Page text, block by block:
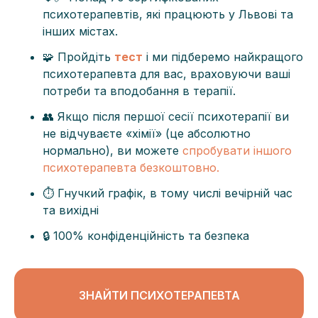
психотерапевтів, які працюють у Львові та
інших містах.
🧩 Пройдіть тест і ми підберемо найкращого
психотерапевта для вас, враховуючи ваші
потреби та вподобання в терапії.
👥 Якщо після першої сесії психотерапії ви
не відчуваєте «хімії» (це абсолютно
нормально), ви можете спробувати іншого
психотерапевта безкоштовно.
⏱️ Гнучкий графік, в тому числі вечірній час
та вихідні
🔒 100% конфіденційність та безпека
ЗНАЙТИ ПСИХОТЕРАПЕВТА